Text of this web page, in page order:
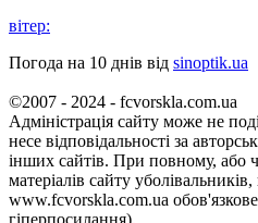
вітер:
Погода на 10 днів від sinoptik.ua
©2007 - 2024 - fcvorskla.com.ua
Адміністрація сайту може не
несе відповідальності за
інших сайтів. При повному, або
матеріалів сайту
www.fcvorskla.com.ua обов'язкове
гіперпосилання).